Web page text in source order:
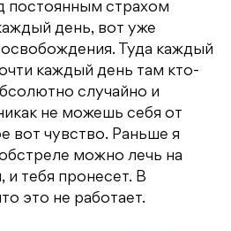
постоянным страхом
день, вот уже
Туда каждый
каждый день там кто-
случайно и
не можешь себя от
вот чувство. Раньше я
можно лечь на
тебя пронесет. В
это не работает.